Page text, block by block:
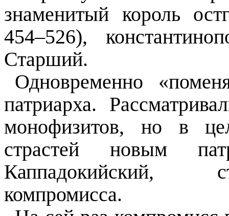
знаменитый король
454–526),
Старший.
Одновременно
патриарха.
монофизитов, но в
страстей новым
Каппадокийский,
компромисса.